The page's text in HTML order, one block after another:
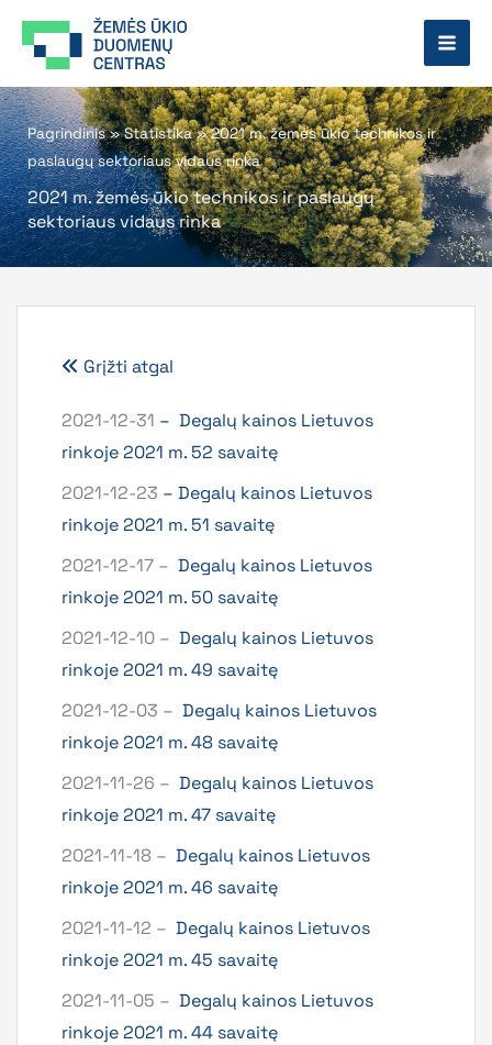
prie
Pagrindinis»Statistika»2021 m. žemės ūkio technikos ir
paslaugų sektoriaus vidaus rinka
2021 m. žemės ūkio technikos ir paslaugų
sektoriaus vidaus rinka
Grįžti atgal
2021-12-31 – Degalų kainos Lietuvos
rinkoje 2021 m. 52 savaitę
2021-12-23 – Degalų kainos Lietuvos
rinkoje 2021 m. 51 savaitę
2021-12-17 – Degalų kainos Lietuvos
rinkoje 2021 m. 50 savaitę
2021-12-10 – Degalų kainos Lietuvos
rinkoje 2021 m. 49 savaitę
2021-12-03 – Degalų kainos Lietuvos
rinkoje 2021 m. 48 savaitę
2021-11-26 – Degalų kainos Lietuvos
rinkoje 2021 m. 47 savaitę
2021-11-18 – Degalų kainos Lietuvos
rinkoje 2021 m. 46 savaitę
2021-11-12 – Degalų kainos Lietuvos
rinkoje 2021 m. 45 savaitę
2021-11-05 – Degalų kainos Lietuvos
rinkoje 2021 m. 44 savaitę